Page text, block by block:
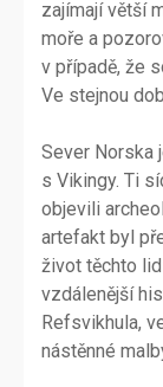
zajímají větší
moře a
v případě, že
Ve stejnou
Sever Norska
s Vikingy. Ti
objevili
artefakt byl
život těchto
vzdálenější
Refsvikhula,
nástěnné